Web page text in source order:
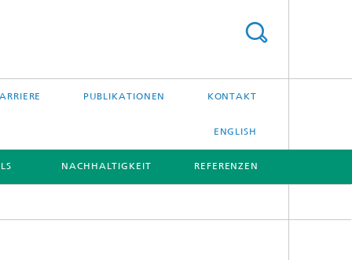
PUBLIKATIONEN KONTAKT
ENGLISH
NACHHALTIGKEIT REFERENZEN